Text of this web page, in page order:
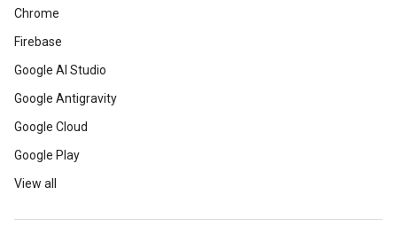
Chrome
Firebase
Google AI Studio
Google Antigravity
Google Cloud
Google Play
View all